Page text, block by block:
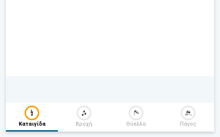
Καταιγίδα Βροχή Θύελλα Πάγος